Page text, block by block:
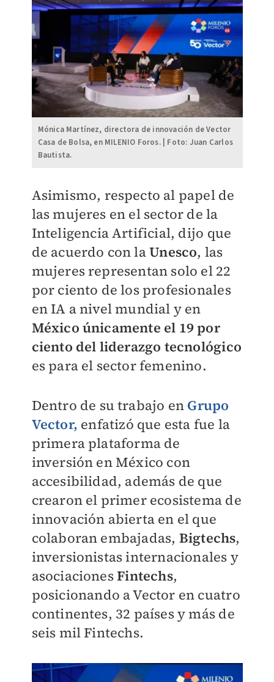
Mónica Martínez, directora de innovación de Vector
Casa de Bolsa, en MILENIO Foros. | Foto: Juan Carlos
Bautista.
Asimismo, respecto al papel de
las mujeres en el sector de la
Inteligencia Artificial, dijo que
de acuerdo con laUnesco, las
mujeres representan solo el 22
por ciento de los profesionales
en IA a nivel mundial y en
México únicamente el 19 por
ciento del liderazgo tecnológico
es para el sector femenino.
Dentro de su trabajo en Grupo
Vector, enfatizó que esta fue la
primera plataforma de
inversión en México con
accesibilidad, además de que
crearon el primer ecosistema de
innovación abierta en el que
colaboran embajadas, Bigtechs,
inversionistas internacionales y
asociacionesFintechs,
posicionando a Vector en cuatro
continentes, 32 países y más de
seis mil Fintechs.